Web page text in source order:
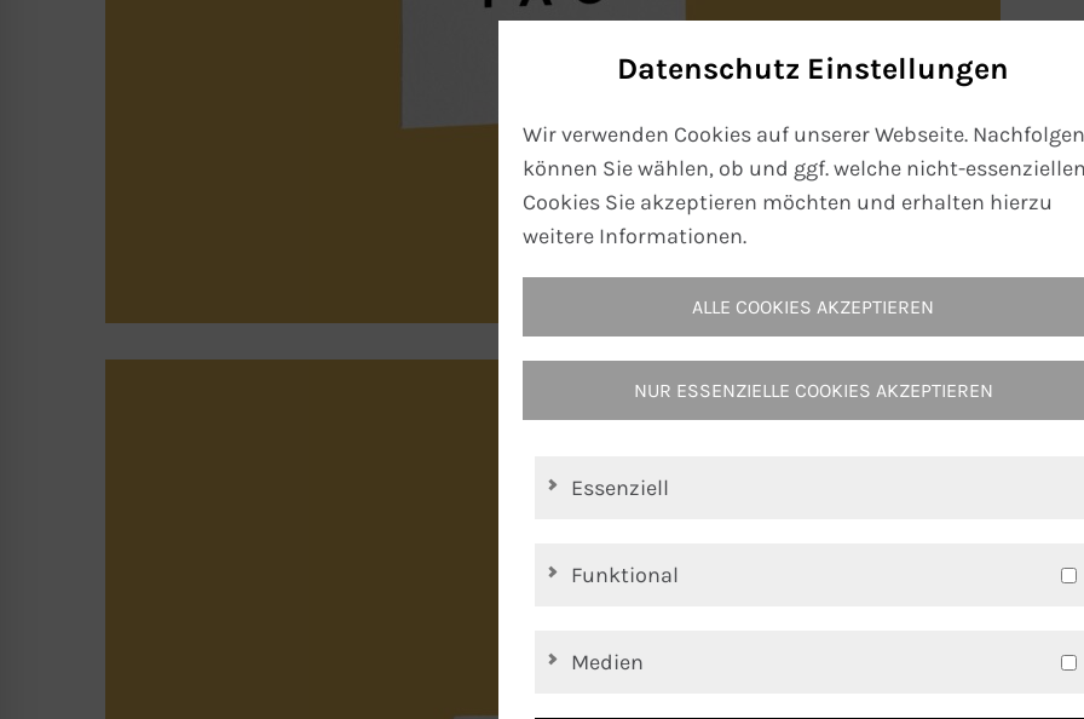
Datenschutz Einstellungen
Wir verwenden Cookies auf unserer Webseite.
können Sie wählen, ob und ggf. welche nicht-
Cookies Sie akzeptieren möchten und erhalten hierzu
weitere Informationen.
ALLE COOKIES AKZEPTIEREN
NUR ESSENZIELLE COOKIES AKZEPTIEREN
Essenziell
Funktional
Medien